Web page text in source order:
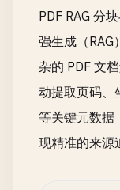
PDF RAG 分
强生成（RAG
杂的 PDF 文
动提取页码、
等关键元数据
现精准的来源